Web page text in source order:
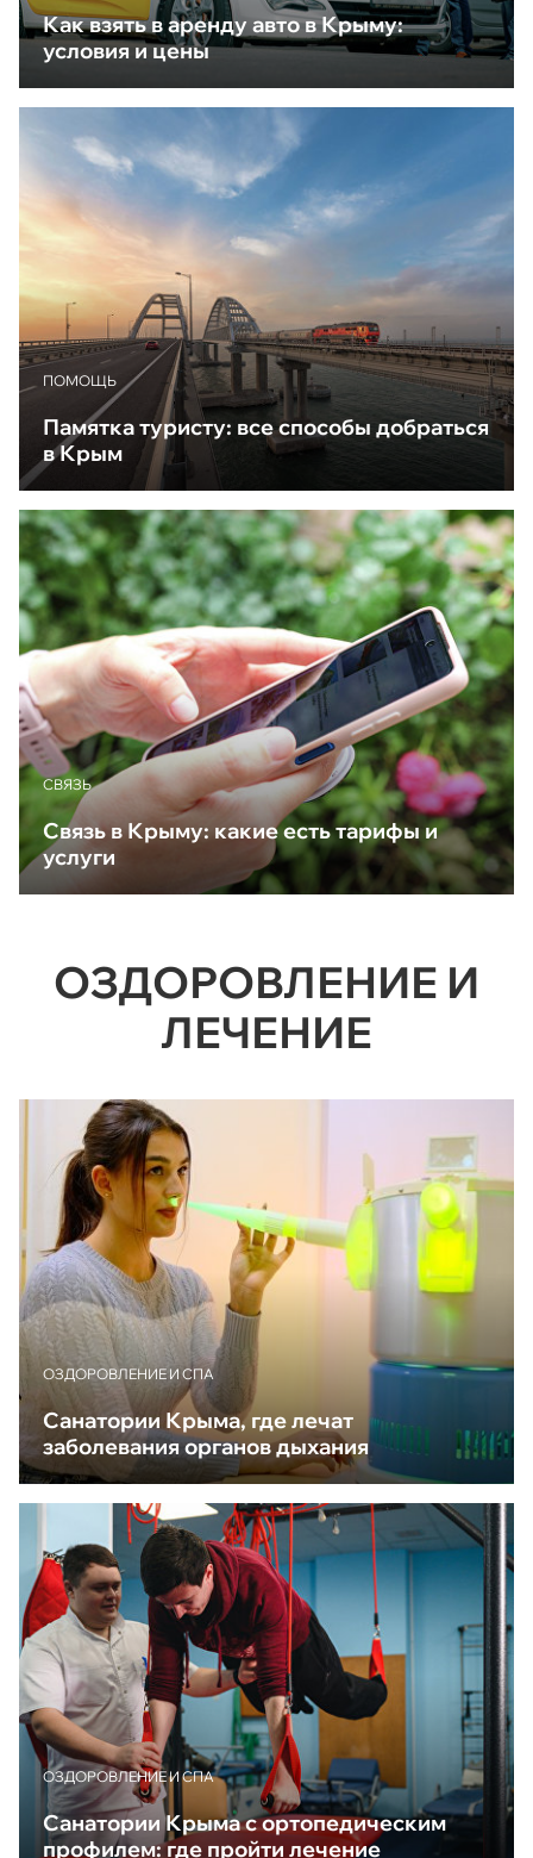
Как взять в аренду авто в Крыму:
условия и цены
ПОМОЩЬ
Памятка туристу: все способы добраться
в Крым
CВЯЗЬ
Связь в Крыму: какие есть тарифы и
услуги
ОЗДОРОВЛЕНИЕ И
ЛЕЧЕНИЕ
ОЗДОРОВЛЕНИЕ И СПА
Санатории Крыма, где лечат
заболевания органов дыхания
ОЗДОРОВЛЕНИЕ И СПА
Санатории Крыма с ортопедическим
профилем: где пройти лечение